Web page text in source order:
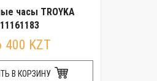
часы TROYKA
11161183
400 KZT
В КОРЗИНУ